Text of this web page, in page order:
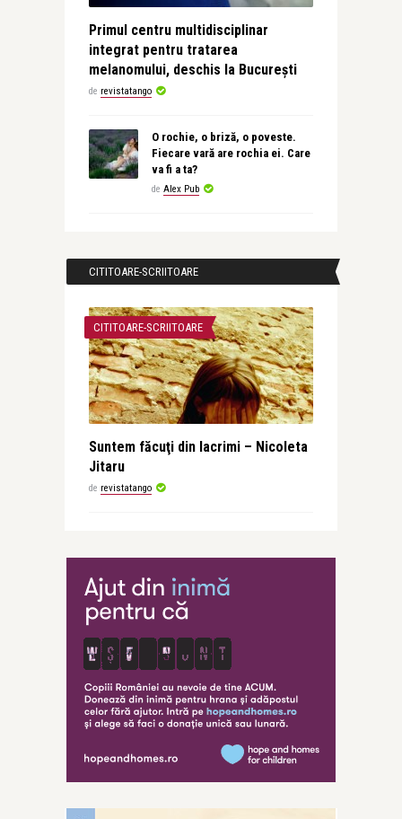
Primul centru multidisciplinar
integrat pentru tratarea
melanomului, deschis la București
de revistatango
O rochie, o briză, o poveste.
Fiecare vară are rochia ei. Care
va fi a ta?
de Alex Pub
CITITOARE-SCRIITOARE
CITITOARE-SCRIITOARE
Suntem făcuţi din lacrimi – Nicoleta
Jitaru
de revistatango